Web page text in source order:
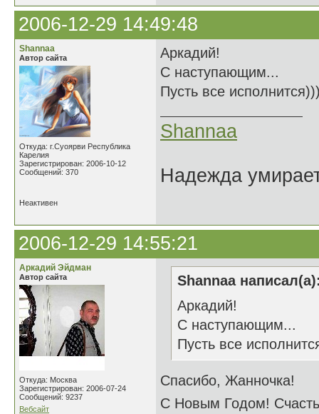
2006-12-29 14:49:48
Shannaa
Автор сайта
Откуда: г.Суоярви Республика
Карелия
Зарегистрирован: 2006-10-12
Сообщений: 370
Аркадий!
С наступающим...
Пусть все
Shannaa
Надежда
Неактивен
2006-12-29 14:55:21
Аркадий Эйдман
Автор сайта
Откуда: Москва
Зарегистрирован: 2006-07-24
Сообщений: 9237
Вебсайт
Shannaa
Аркадий!
С наступающим...
Пусть все
Спасибо, Жанночка!
С Новым Годом!